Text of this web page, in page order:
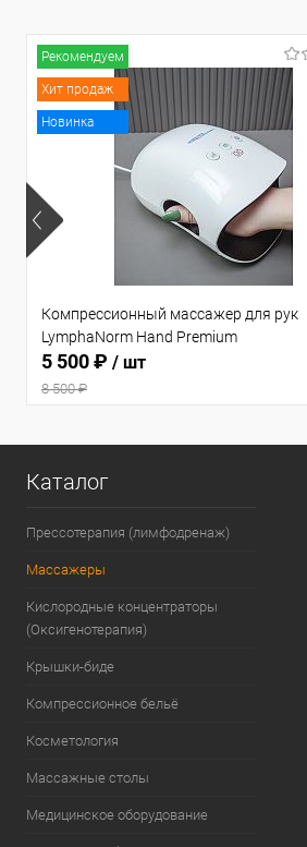
Рекомендуем
Хит продаж
Новинка
Компрессионный массажер для рук
LymphaNorm Hand Premium
5 500 ₽ / шт
8 500 ₽
Каталог
Прессотерапия (лимфодренаж)
Массажеры
Кислородные концентраторы
(Оксигенотерапия)
Крышки-биде
Компрессионное бельё
Косметология
Массажные столы
Медицинское оборудование